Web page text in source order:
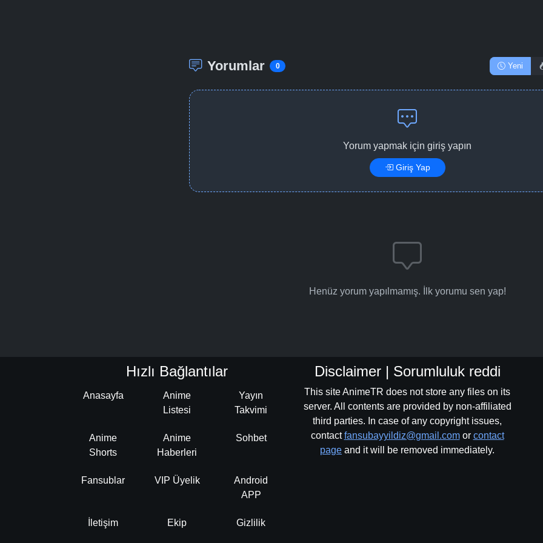
Yorumlar 0 Yeni
Yorum yapmak için giriş yapın
Giriş Yap
Henüz yorum yapılmamış. İlk yorumu sen yap!
Hızlı Bağlantılar
Anasayfa
Anime
Listesi
Yayın
Takvimi
Anime
Shorts
Anime
Haberleri
Sohbet
Fansublar VIP Üyelik
Android
APP
İletişim Ekip Gizlilik
Disclaimer | Sorumluluk reddi
This site AnimeTR does not store any files on its
server. All contents are provided by non-affiliated
third parties. In case of any copyright issues,
contactfansubayyildiz@gmail.comor contact
page and it will be removed immediately.